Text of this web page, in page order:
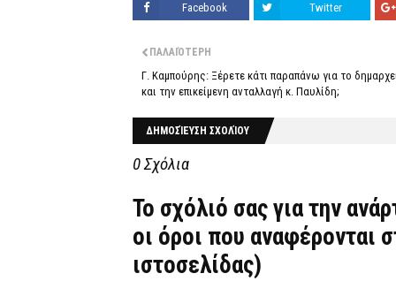
Facebook Twitter
ΠΑΛΑΙΌΤΕΡΗ
Γ. Καμπούρης: Ξέρετε κάτι παραπάνω για το
και την επικείμενη ανταλλαγή κ. Παυλίδη;
ΔΗΜΟΣΊΕΥΣΗ ΣΧΟΛΊΟΥ
0 Σχόλια
Το σχόλιό σας για την
οι όροι που αναφέρονται
ιστοσελίδας)